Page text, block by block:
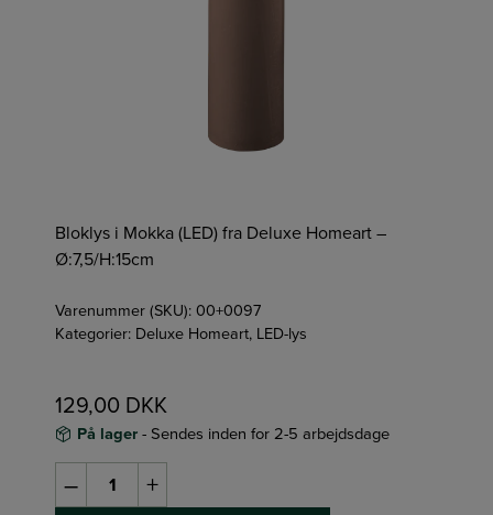
Bloklys i Mokka (LED) fra Deluxe Homeart –
Ø:7,5/H:15cm
Varenummer (SKU):00+0097
Kategorier: Deluxe Homeart, LED-lys
129,00 DKK
På lager- Sendes inden for 2-5 arbejdsdage
–
i
+